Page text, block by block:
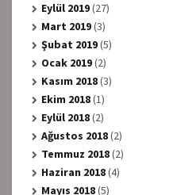
Eylül 2019(27)
Mart 2019(3)
Şubat 2019(5)
Ocak 2019(2)
Kasım 2018(3)
Ekim 2018(1)
Eylül 2018(2)
Ağustos 2018(2)
Temmuz 2018(2)
Haziran 2018(4)
Mayıs 2018(5)